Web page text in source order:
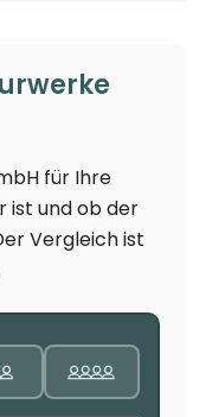
für Ihre
ist und ob der
Vergleich ist